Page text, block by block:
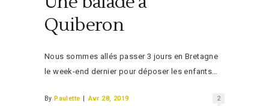
Quiberon
Nous sommes allés passer 3 jours en Bretagne
le week-end dernier pour déposer les enfants…
2
By Paulette Avr 28, 2019